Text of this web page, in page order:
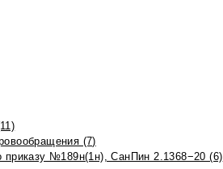
(7)
приказу №189н(1н), СанПин 2.1368−20 (6)